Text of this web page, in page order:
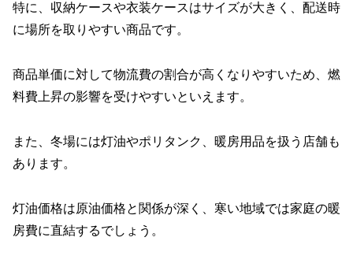
特に、収納ケースや衣装ケースはサイズが大きく、配送時
に場所を取りやすい商品です。
商品単価に対して物流費の割合が高くなりやすいため、燃
料費上昇の影響を受けやすいといえます。
また、冬場には灯油やポリタンク、暖房用品を扱う店舗も
あります。
灯油価格は原油価格と関係が深く、寒い地域では家庭の暖
房費に直結するでしょう。